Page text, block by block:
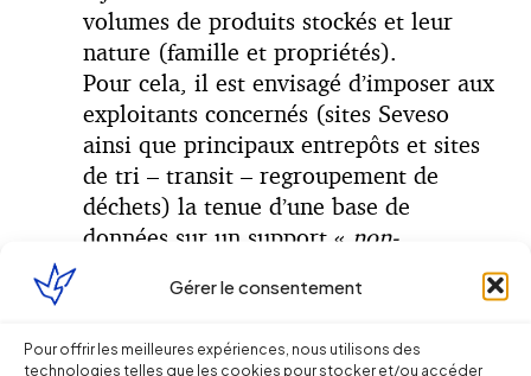
Gérer le consentement
Pour offrir les meilleures expériences, nous utilisons des
technologies telles que les cookies pour stocker et/ou accéder
volumes de produits stockés et leur
nature (famille et propriétés).
Pour cela, il est envisagé d’imposer aux
exploitants concernés (sites Seveso
ainsi que principaux entrepôts et sites
de tri – transit – regroupement de
déchets) la tenue d’une base de
données sur un support « non-
», devant faire l’objet d’un suivi
doublé périodiquement d’un inventaire